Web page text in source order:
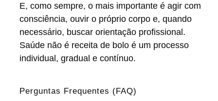
E, como sempre, o mais importante é agir com
consciência, ouvir o próprio corpo e, quando
necessário, buscar orientação profissional.
Saúde não é receita de bolo é um processo
individual, gradual e contínuo.
Perguntas Frequentes (FAQ)